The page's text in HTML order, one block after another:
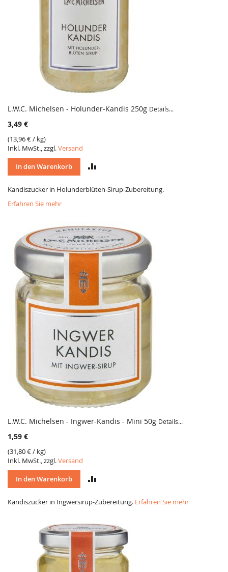
L.W.C. Michelsen - Holunder-Kandis 250g Details...
3,49 €
(13,96 €/ kg)
Inkl. MwSt., zzgl.Versand
In den Warenkorb
VERGLEICH
Kandiszucker in Holunderblüten-Sirup-Zubereitung.
Erfahren Sie mehr
L.W.C. Michelsen - Ingwer-Kandis - Mini 50g Details...
1,59 €
(31,80 €/ kg)
Inkl. MwSt., zzgl.Versand
In den Warenkorb
VERGLEICH
Kandiszucker in Ingwersirup-Zubereitung. Erfahren Sie mehr